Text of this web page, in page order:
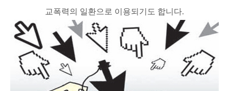
교폭력의 일환으로 이용되기도 합니다.